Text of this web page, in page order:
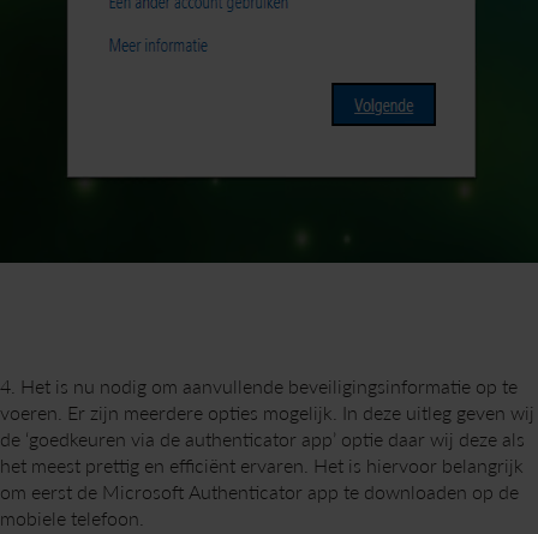
4. Het is nu nodig om aanvullende beveiligingsinformatie op te
voeren. Er zijn meerdere opties mogelijk. In deze uitleg geven wij
de ‘goedkeuren via de authenticator app’ optie daar wij deze als
het meest prettig en efficiënt ervaren. Het is hiervoor belangrijk
om eerst de Microsoft Authenticator app te downloaden op de
mobiele telefoon.